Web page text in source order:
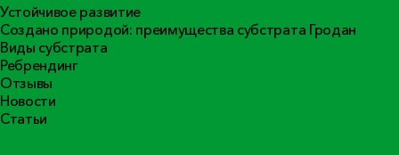
Устойчивое развитие
Создано природой: преимущества субстрата Гродан
Виды субстрата
Ребрендинг
Отзывы
Новости
Статьи